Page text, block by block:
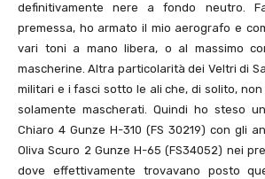
definitivamente nere a fondo neutro.
premessa, ho armato il mio aerografo e
vari toni a mano libera, o al massimo
mascherine. Altra particolarità dei Veltri di
militari e i fasci sotto le ali che, di solito,
solamente mascherati. Quindi ho steso
Chiaro 4 Gunze H-310 (FS 30219) con gli
Oliva Scuro 2 Gunze H-65 (FS34052) nei
dove effettivamente trovavano posto